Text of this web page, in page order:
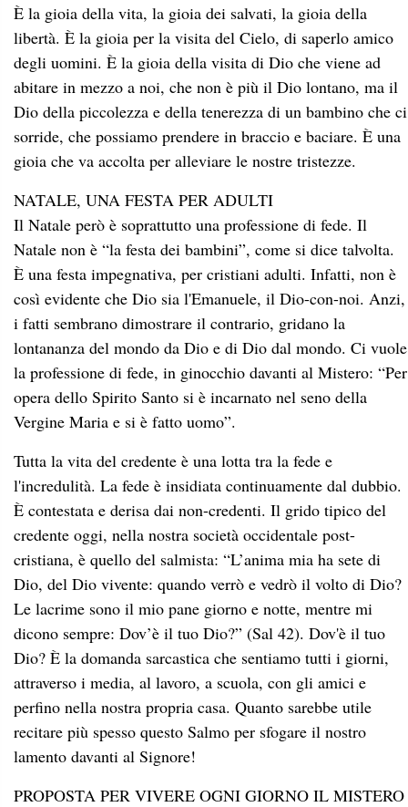
È la gioia della vita, la gioia dei salvati, la gioia della
libertà. È la gioia per la visita del Cielo, di saperlo amico
degli uomini. È la gioia della visita di Dio che viene ad
abitare in mezzo a noi, che non è più il Dio lontano, ma il
Dio della piccolezza e della tenerezza di un bambino che ci
sorride, che possiamo prendere in braccio e baciare. È una
gioia che va accolta per alleviare le nostre tristezze.
NATALE, UNA FESTA PER ADULTI
Il Natale però è soprattutto una professione di fede. Il
Natale non è “la festa dei bambini”, come si dice talvolta.
È una festa impegnativa, per cristiani adulti. Infatti, non è
così evidente che Dio sia l'Emanuele, il Dio-con-noi. Anzi,
i fatti sembrano dimostrare il contrario, gridano la
lontananza del mondo da Dio e di Dio dal mondo. Ci vuole
la professione di fede, in ginocchio davanti al Mistero: “Per
opera dello Spirito Santo si è incarnato nel seno della
Vergine Maria e si è fatto uomo”.
Tutta la vita del credente è una lotta tra la fede e
l'incredulità. La fede è insidiata continuamente dal dubbio.
È contestata e derisa dai non-credenti. Il grido tipico del
credente oggi, nella nostra società occidentale post-
cristiana, è quello del salmista: “L’anima mia ha sete di
Dio, del Dio vivente: quando verrò e vedrò il volto di Dio?
Le lacrime sono il mio pane giorno e notte, mentre mi
dicono sempre: Dov’è il tuo Dio?” (Sal 42). Dov'è il tuo
Dio? È la domanda sarcastica che sentiamo tutti i giorni,
attraverso i media, al lavoro, a scuola, con gli amici e
perfino nella nostra propria casa. Quanto sarebbe utile
recitare più spesso questo Salmo per sfogare il nostro
lamento davanti al Signore!
PROPOSTA PER VIVERE OGNI GIORNO IL MISTERO